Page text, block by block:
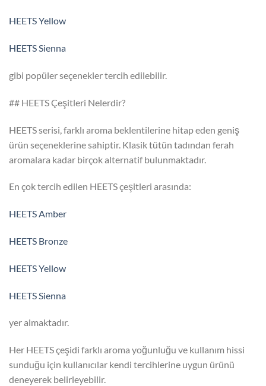
HEETS Yellow
HEETS Sienna
gibi popüler seçenekler tercih edilebilir.
## HEETS Çeşitleri Nelerdir?
HEETS serisi, farklı aroma beklentilerine hitap eden geniş
ürün seçeneklerine sahiptir. Klasik tütün tadından ferah
aromalara kadar birçok alternatif bulunmaktadır.
En çok tercih edilen HEETS çeşitleri arasında:
HEETS Amber
HEETS Bronze
HEETS Yellow
HEETS Sienna
yer almaktadır.
Her HEETS çeşidi farklı aroma yoğunluğu ve kullanım hissi
sunduğu için kullanıcılar kendi tercihlerine uygun ürünü
deneyerek belirleyebilir.